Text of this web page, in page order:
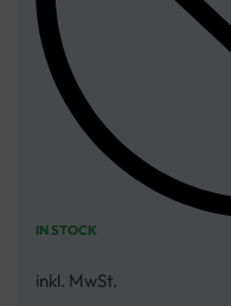
IN STOCK
inkl. MwSt.